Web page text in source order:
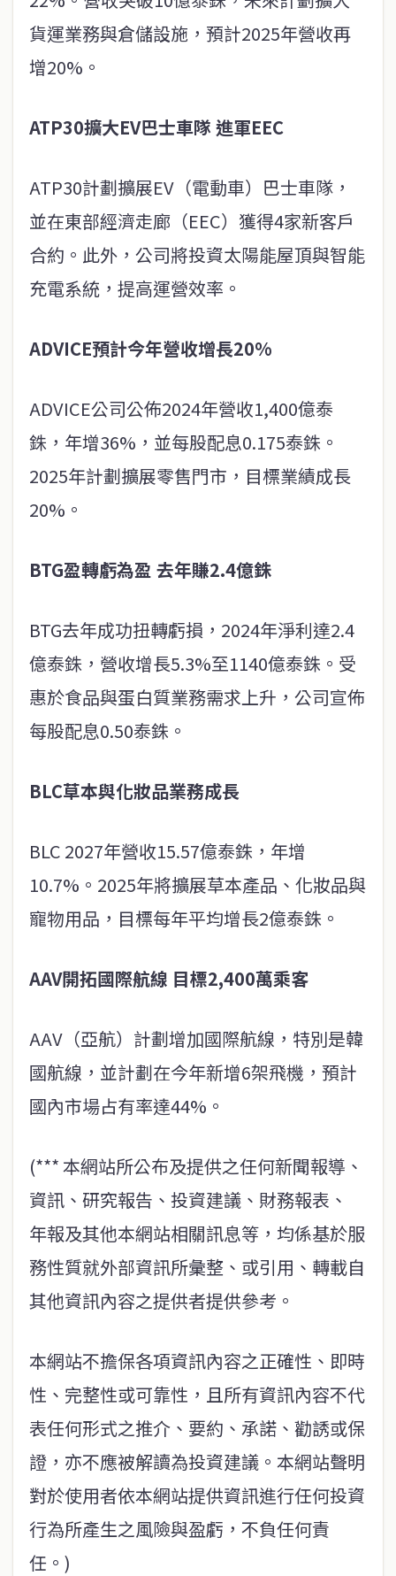
貨運業務與倉儲設施，預計2025年營收再
增20%。
ATP30擴大EV巴士車隊 進軍EEC
ATP30計劃擴展EV（電動車）巴士車隊，
並在東部經濟走廊（EEC）獲得4家新客戶
合約。此外，公司將投資太陽能屋頂與智能
充電系統，提高運營效率。
ADVICE預計今年營收增長20%
ADVICE公司公佈2024年營收1,400億泰
銖，年增36%，並每股配息0.175泰銖。
2025年計劃擴展零售門市，目標業績成長
20%。
BTG盈轉虧為盈 去年賺2.4億銖
BTG去年成功扭轉虧損，2024年淨利達2.4
億泰銖，營收增長5.3%至1140億泰銖。受
惠於食品與蛋白質業務需求上升，公司宣佈
每股配息0.50泰銖。
BLC草本與化妝品業務成長
BLC 2027年營收15.57億泰銖，年增
10.7%。2025年將擴展草本產品、化妝品與
寵物用品，目標每年平均增長2億泰銖。
AAV開拓國際航線 目標2,400萬乘客
AAV（亞航）計劃增加國際航線，特別是韓
國航線，並計劃在今年新增6架飛機，預計
國內市場占有率達44%。
(*** 本網站所公布及提供之任何新聞報導、
資訊、研究報告、投資建議、財務報表、
年報及其他本網站相關訊息等，均係基於服
務性質就外部資訊所彙整、或引用、轉載自
其他資訊內容之提供者提供參考。
本網站不擔保各項資訊內容之正確性、即時
性、完整性或可靠性，且所有資訊內容不代
表任何形式之推介、要約、承諾、勸誘或保
證，亦不應被解讀為投資建議。本網站聲明
對於使用者依本網站提供資訊進行任何投資
行為所產生之風險與盈虧，不負任何責
任。)